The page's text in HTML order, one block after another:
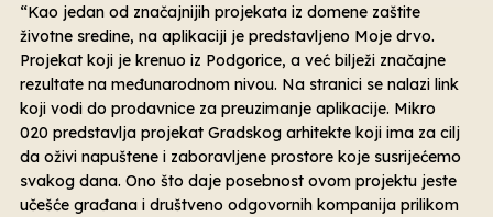
“Kao jedan od značajnijih projekata iz domene zaštite
životne sredine, na aplikaciji je predstavljeno Moje drvo.
Projekat koji je krenuo iz Podgorice, a već bilježi značajne
rezultate na međunarodnom nivou. Na stranici se nalazi link
koji vodi do prodavnice za preuzimanje aplikacije. Mikro
020 predstavlja projekat Gradskog arhitekte koji ima za cilj
da oživi napuštene i zaboravljene prostore koje susrijećemo
svakog dana. Ono što daje posebnost ovom projektu jeste
učešće građana i društveno odgovornih kompanija prilikom